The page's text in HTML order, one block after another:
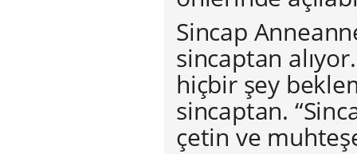
Sincap
sincaptan
hiçbir şey
sincaptan.
çetin ve